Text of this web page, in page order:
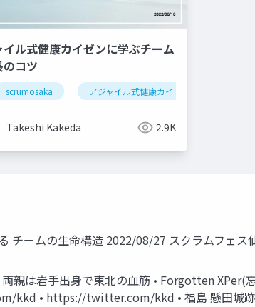
ティール組織 リジェネラティブリーダーシップ
イル式健康カイゼンに学ぶチーム
のコツ
scrumosaka アジャイル式健康カイゼン
Takeshi Kakeda 2.9K
チームの生命構造 2022/08/27 スクラムフェス
親は岩手出身で東北の血筋 • Forgotten
kkd • https://twitter.com/kkd • 福島 懸田城